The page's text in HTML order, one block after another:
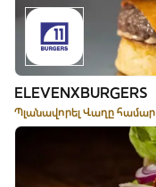
ELEVENXBURGERS
Պլանավորել Վաղը համար